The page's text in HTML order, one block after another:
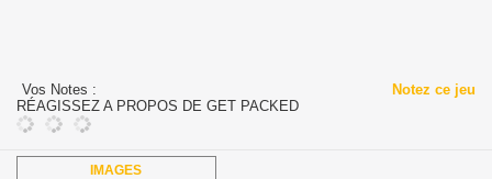
Vos Notes :
Notez ce jeu
RÉAGISSEZ A PROPOS DE GET PACKED
IMAGES